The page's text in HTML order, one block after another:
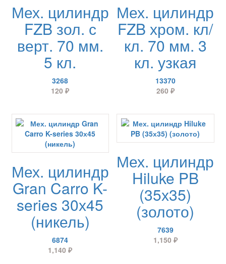
Мех. цилиндр
FZB зол. с
верт. 70 мм.
5 кл.
3268
120₽
Мех. цилиндр
FZB хром. кл/
кл. 70 мм. 3
кл. узкая
13370
260 ₽
Мех. цилиндр
Gran Carro K-
series 30х45
(никель)
6874
1,140₽
Мех. цилиндр
Hiluke PB
(35х35)
(золото)
7639
1,150 ₽